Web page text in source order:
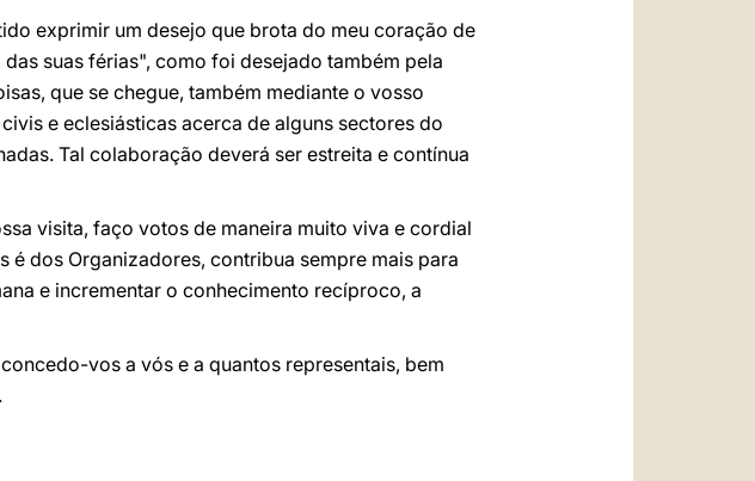
exprimir um desejo que brota do meu coração de
suas férias", como foi desejado também pela
que se chegue, também mediante o vosso
e eclesiásticas acerca de alguns sectores do
Tal colaboração deverá ser estreita e contínua
visita, faço votos de maneira muito viva e cordial
dos Organizadores, contribua sempre mais para
e incrementar o conhecimento recíproco, a
vos a vós e a quantos representais, bem